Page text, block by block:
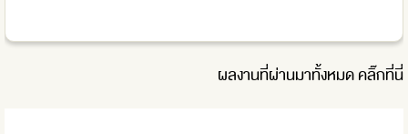
ผลงานที่ผ่านมาทั้งหมดคลิ๊กที่นี่